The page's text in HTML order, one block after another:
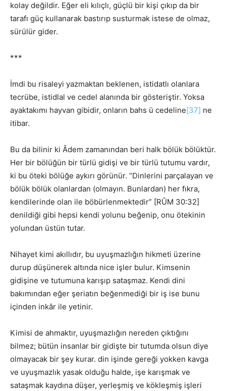
kolay değildir. Eğer eli kılıçlı, güçlü bir kişi çıkıp da bir
tarafı güç kullanarak bastırıp susturmak istese de olmaz,
sürülür gider.
***
İmdi bu risaleyi yazmaktan beklenen, istidatlı olanlara
tecrübe, istidlal ve cedel alanında bir gösteriştir. Yoksa
ayaktakımı hayvan gibidir, onların bahs ü cedeline[37] ne
itibar.
Bu da bilinir ki Âdem zamanından beri halk bölük bölüktür.
Her bir bölüğün bir türlü gidişi ve bir türlü tutumu vardır,
ki bu öteki bölüğe aykırı görünür. “Dinlerini parçalayan ve
bölük bölük olanlardan (olmayın. Bunlardan) her fıkra,
kendilerinde olan ile böbürlenmektedir” [RÛM 30:32]
denildiği gibi hepsi kendi yolunu beğenip, onu ötekinin
yolundan üstün tutar.
Nihayet kimi akıllıdır, bu uyuşmazlığın hikmeti üzerine
durup düşünerek altında nice işler bulur. Kimsenin
gidişine ve tutumuna karışıp sataşmaz. Kendi dini
bakımından eğer şeriatın beğenmediği bir iş ise bunu
içinden inkâr ile yetinir.
Kimisi de ahmaktır, uyuşmazlığın nereden çıktığını
bilmez; bütün insanlar bir gidişte bir tutumda olsun diye
olmayacak bir şey kurar. din işinde gereği yokken kavga
ve uyuşmazlık yasak olduğu halde, işe karışmak ve
sataşmak kaydına düşer, yerleşmiş ve kökleşmiş işleri